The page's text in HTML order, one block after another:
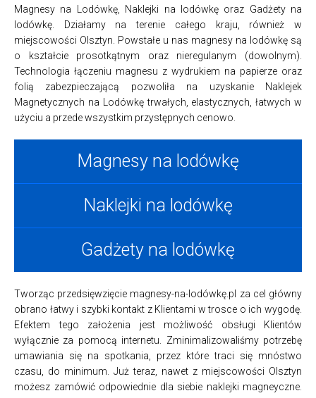
Magnesy na Lodówkę, Naklejki na lodówkę oraz Gadżety na
lodówkę. Działamy na terenie całego kraju, również w
miejscowości Olsztyn. Powstałe u nas magnesy na lodówkę są
o kształcie prosotkątnym oraz nieregulanym (dowolnym).
Technologia łączeniu magnesu z wydrukiem na papierze oraz
folią zabezpieczającą pozwoliła na uzyskanie Naklejek
Magnetycznych na Lodówkę trwałych, elastycznych, łatwych w
użyciu a przede wszystkim przystępnych cenowo.
Magnesy na lodówkę
Naklejki na lodówkę
Gadżety na lodówkę
Tworząc przedsięwzięcie magnesy-na-lodówkę.pl za cel główny
obrano łatwy i szybki kontakt z Klientami w trosce o ich wygodę.
Efektem tego założenia jest możliwość obsługi Klientów
wyłącznie za pomocą internetu. Zminimalizowaliśmy potrzebę
umawiania się na spotkania, przez które traci się mnóstwo
czasu, do minimum. Już teraz, nawet z miejscowości Olsztyn
możesz zamówić odpowiednie dla siebie naklejki magneyczne.